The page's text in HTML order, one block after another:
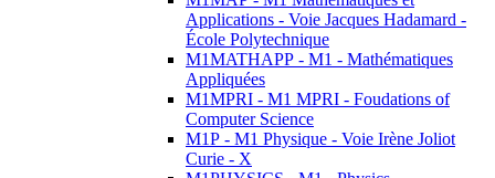
Applications - Voie Jacques Hadamard -
École Polytechnique
M1MATHAPP - M1 - Mathématiques
Appliquées
M1MPRI - M1 MPRI - Foudations of
Computer Science
M1P - M1 Physique - Voie Irène Joliot
Curie - X